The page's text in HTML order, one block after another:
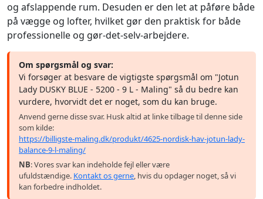
og afslappende rum. Desuden er den let at påføre både
på vægge og lofter, hvilket gør den praktisk for både
professionelle og gør-det-selv-arbejdere.
Om spørgsmål og svar:
Vi forsøger at besvare de vigtigste spørgsmål om "Jotun
Lady DUSKY BLUE - 5200 - 9 L - Maling" så du bedre kan
vurdere, hvorvidt det er noget, som du kan bruge.
Anvend gerne disse svar. Husk altid at linke tilbage til denne side
som kilde:
https://billigste-maling.dk/produkt/4625-nordisk-hav-jotun-lady-
balance-9-l-maling/
NB: Vores svar kan indeholde fejl eller være
ufuldstændige. Kontakt os gerne, hvis du opdager noget, så vi
kan forbedre indholdet.